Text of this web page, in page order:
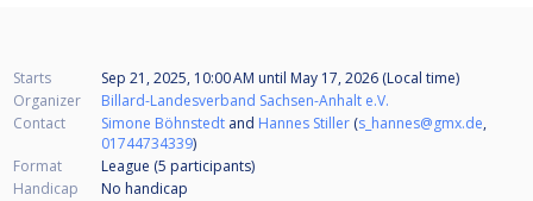
Starts Sep 21, 2025, 10:00 AM until May 17, 2026 (Local time)
Organizer
Billard-Landesverband Sachsen-Anhalt e.V.
Contact
Simone Böhnstedt and Hannes Stiller (s_hannes@gmx.de,
01744734339)
Format
League (5 participants)
Handicap
No handicap